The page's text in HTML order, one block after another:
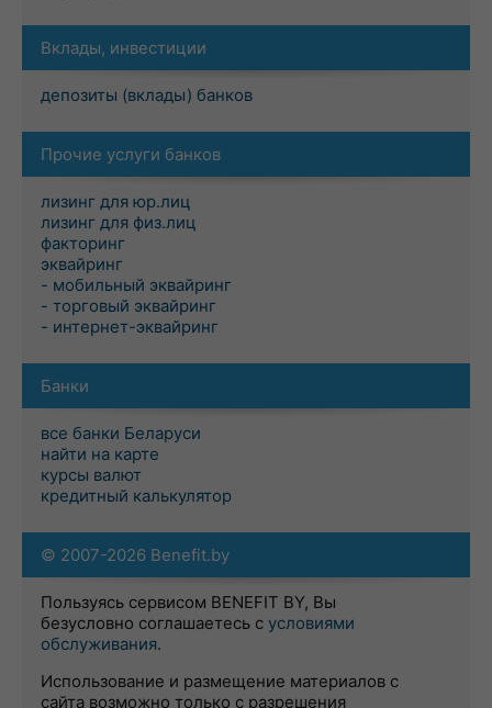
Вклады, инвестиции
депозиты (вклады) банков
Прочие услуги банков
лизинг для юр.лиц
лизинг для физ.лиц
факторинг
эквайринг
- мобильный эквайринг
- торговый эквайринг
- интернет-эквайринг
Банки
все банки Беларуси
найти на карте
курсы валют
кредитный калькулятор
© 2007-2026 Benefit.by
Пользуясь сервисом BENEFIT BY, Вы
безусловно соглашаетесь с условиями
обслуживания.
Использование и размещение материалов с
сайта возможно только с разрешения